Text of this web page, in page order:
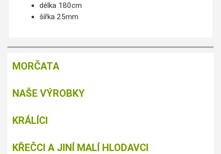
délka 180cm
šířka 25mm
MORČATA
NAŠE VÝROBKY
KRÁLÍCI
KŘEČCI A JINÍ MALÍ HLODAVCI